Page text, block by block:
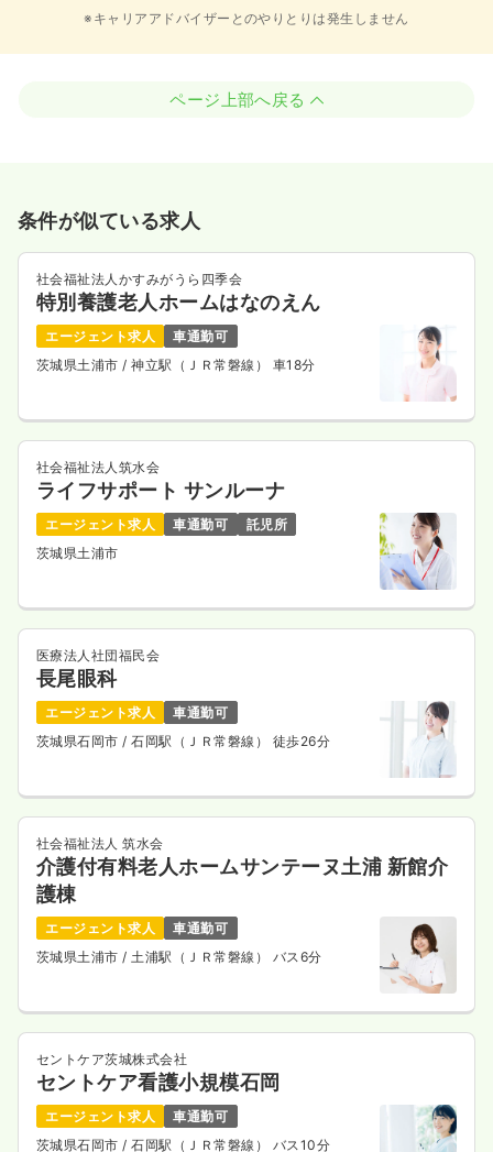
※キャリアアドバイザーとのやりとりは発生しません
ページ上部へ戻る
条件が似ている求人
社会福祉法人かすみがうら四季会
特別養護老人ホームはなのえん
エージェント求人
車通勤可
茨城県土浦市 / 神立駅（ＪＲ常磐線） 車18分
社会福祉法人筑水会
ライフサポート サンルーナ
エージェント求人 車通勤可
託児所
茨城県土浦市
医療法人社団福民会
長尾眼科
エージェント求人
車通勤可
茨城県石岡市 / 石岡駅（ＪＲ常磐線） 徒歩26分
社会福祉法人 筑水会
介護付有料老人ホームサンテーヌ土浦 新館介
護棟
エージェント求人
車通勤可
茨城県土浦市 / 土浦駅（ＪＲ常磐線） バス6分
セントケア茨城株式会社
セントケア看護小規模石岡
エージェント求人
車通勤可
茨城県石岡市 / 石岡駅（ＪＲ常磐線） バス10分